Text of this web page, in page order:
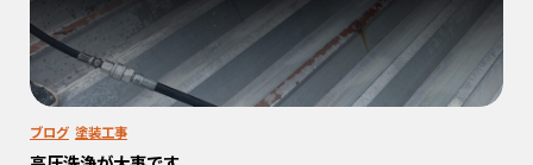
ブログ 塗装工事